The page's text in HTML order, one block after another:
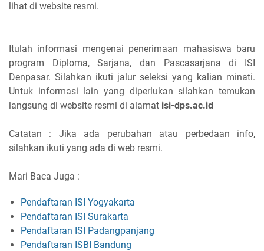
lihat di website resmi.
Itulah informasi mengenai penerimaan mahasiswa baru
program Diploma, Sarjana, dan Pascasarjana di ISI
Denpasar. Silahkan ikuti jalur seleksi yang kalian minati.
Untuk informasi lain yang diperlukan silahkan temukan
langsung di website resmi di alamat isi-dps.ac.id
Catatan : Jika ada perubahan atau perbedaan info,
silahkan ikuti yang ada di web resmi.
Mari Baca Juga :
Pendaftaran ISI Yogyakarta
Pendaftaran ISI Surakarta
Pendaftaran ISI Padangpanjang
Pendaftaran ISBI Bandung